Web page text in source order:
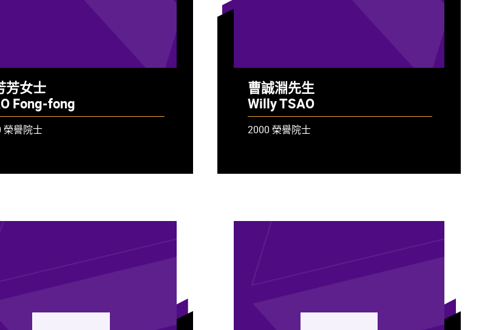
芳女士
Fong-fong
榮譽院士
曹誠淵先生
Willy TSAO
2000 榮譽院士